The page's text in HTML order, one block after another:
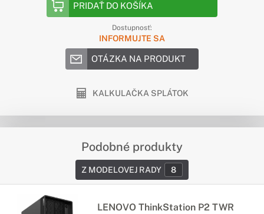
PRIDAŤ DO KOŠÍKA
Dostupnosť:
INFORMUJTE SA
OTÁZKA NA PRODUKT
KALKULAČKA SPLÁTOK
Podobné produkty
Z MODELOVEJ RADY 8
LENOVO ThinkStation P2 TWR